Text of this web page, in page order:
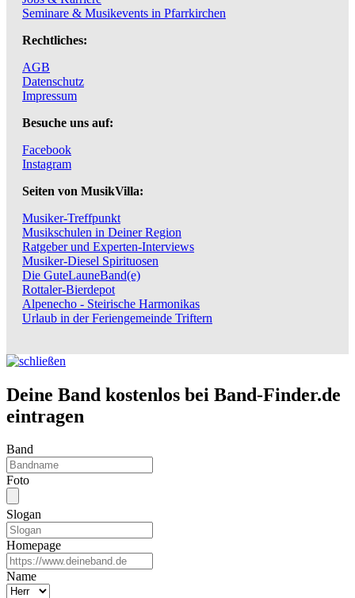
Seminare & Musikevents in Pfarrkirchen
Rechtliches:
AGB
Datenschutz
Impressum
Besuche uns auf:
Facebook
Instagram
Seiten von MusikVilla:
Musiker-Treffpunkt
Musikschulen in Deiner Region
Ratgeber und Experten-Interviews
Musiker-Diesel Spirituosen
Die GuteLauneBand(e)
Rottaler-Bierdepot
Alpenecho - Steirische Harmonikas
Urlaub in der Feriengemeinde Triftern
Deine Band kostenlos bei Band-Finder.de
eintragen
Band
Foto
Slogan
Homepage
Name